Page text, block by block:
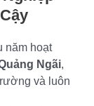
năm hoạt
Ngãi,
và luôn